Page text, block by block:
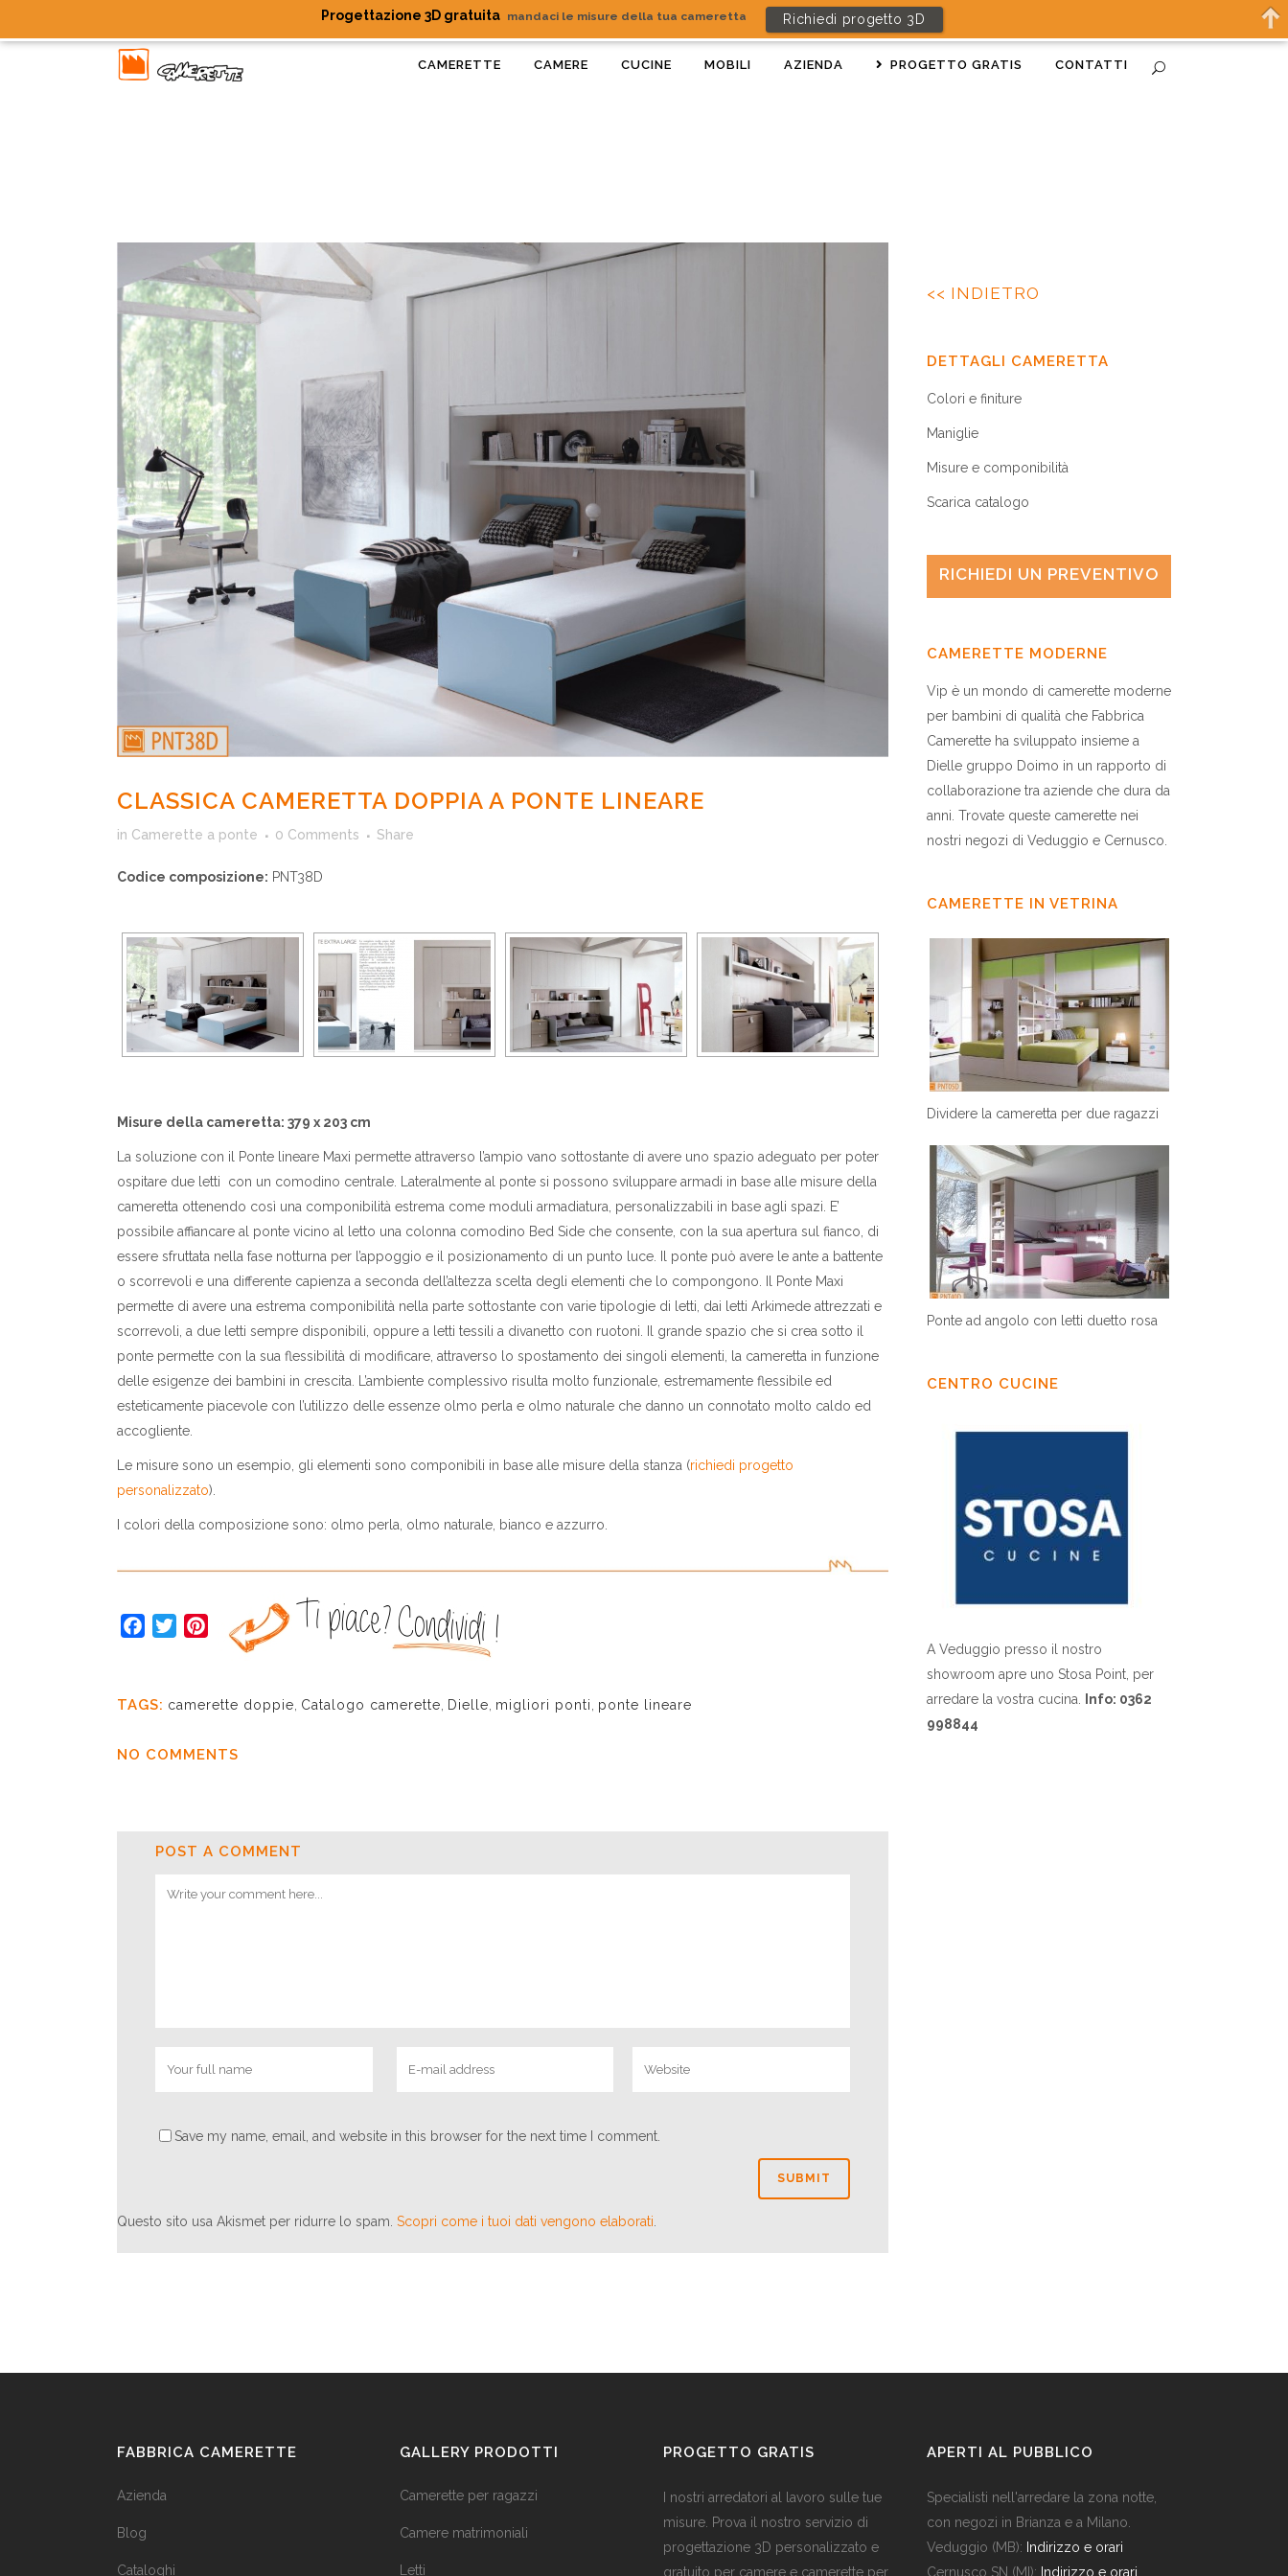
CAMERETTE CAMERE CUCINE MOBILI AZIENDA PROGETTO GRATIS CONTATTI
CLASSICA CAMERETTA DOPPIA A PONTE LINEARE
in Camerette a ponte 0 Comments Share
Codice composizione: PNT38D
Misure della cameretta: 379 x 203 cm
La soluzione con il Ponte lineare Maxi permette attraverso l’ampio vano sottostante di avere uno spazio adeguato per poter
ospitare due letti con un comodino centrale. Lateralmente al ponte si possono sviluppare armadi in base alle misure della
cameretta ottenendo così una componibilità estrema come moduli armadiatura, personalizzabili in base agli spazi. E’
possibile affiancare al ponte vicino al letto una colonna comodino Bed Side che consente, con la sua apertura sul fianco, di
essere sfruttata nella fase notturna per l’appoggio e il posizionamento di un punto luce. Il ponte può avere le ante a battente
o scorrevoli e una differente capienza a seconda dell’altezza scelta degli elementi che lo compongono. Il Ponte Maxi
permette di avere una estrema componibilità nella parte sottostante con varie tipologie di letti, dai letti Arkimede attrezzati e
scorrevoli, a due letti sempre disponibili, oppure a letti tessili a divanetto con ruotoni. Il grande spazio che si crea sotto il
ponte permette con la sua flessibilità di modificare, attraverso lo spostamento dei singoli elementi, la cameretta in funzione
delle esigenze dei bambini in crescita. L’ambiente complessivo risulta molto funzionale, estremamente flessibile ed
esteticamente piacevole con l’utilizzo delle essenze olmo perla e olmo naturale che danno un connotato molto caldo ed
accogliente.
Le misure sono un esempio, gli elementi sono componibili in base alle misure della stanza (richiedi progetto
personalizzato).
I colori della composizione sono: olmo perla, olmo naturale, bianco e azzurro.
Facebook
TwitterPinterest
TAGS: camerette doppie Catalogo camerette Dielle migliori ponti ponte lineare
NO COMMENTS
POST A COMMENT
Save my name, email, and website in this browser for the next time I comment.
Questo sito usa Akismet per ridurre lo spam. Scopri come i tuoi dati vengono elaborati
<< INDIETRO
DETTAGLI CAMERETTA
Colori e finiture
Maniglie
Misure e componibilità
Scarica catalogo
RICHIEDI UN PREVENTIVO
CAMERETTE MODERNE
Vip è un mondo di camerette moderne
per bambini di qualità che Fabbrica
Camerette ha sviluppato insieme a
Dielle gruppo Doimo in un rapporto di
collaborazione tra aziende che dura da
anni. Trovate queste camerette nei
nostri negozi di Veduggio e Cernusco.
CAMERETTE IN VETRINA
Dividere la cameretta per due ragazzi
Ponte ad angolo con letti duetto rosa
CENTRO CUCINE
A Veduggio presso il nostro
showroom apre uno Stosa Point, per
arredare la vostra cucina.
Info: 0362
998844
FABBRICA CAMERETTE
Azienda
Blog
Cataloghi
GALLERY PRODOTTI
Camerette per ragazzi
Camere matrimoniali
Letti
PROGETTO GRATIS
I nostri arredatori al lavoro sulle tue
misure. Prova il nostro servizio di
progettazione 3D personalizzato e
gratuito per camere e camerette per
APERTI AL PUBBLICO
Specialisti nell'arredare la zona notte,
con negozi in Brianza e a Milano.
Veduggio (MB): Indirizzo e orari
Cernusco SN (MI): Indirizzo e orari
Progettazione 3D gratuita mandaci le misure della tua cameretta Richiedi progetto 3D